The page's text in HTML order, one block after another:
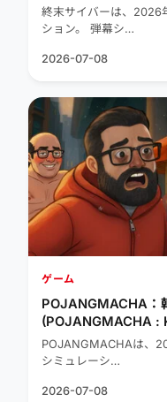
終末サイバーは、2026
ション。 弾幕シ…
2026-07-08
ゲーム
POJANGMACHA：
(POJANGMACHA :
Management
POJANGMACHAは、
シミュレーシ…
2026-07-08